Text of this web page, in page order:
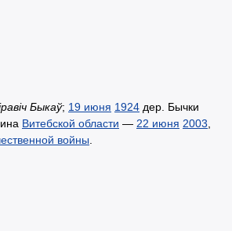
Быкаў; 19 июня 1924 дер. Бычки
Витебской области — 22 июня 2003
войны